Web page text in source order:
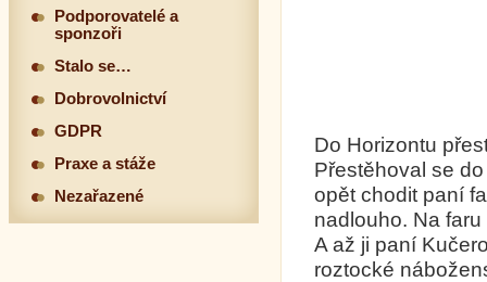
Do Horizontu
Přestěhoval se
opět chodit paní
nadlouho. Na
A až ji paní
roztocké
Podporovatelé a
sponzoři
Stalo se…
Dobrovolnictví
GDPR
Praxe a stáže
Nezařazené